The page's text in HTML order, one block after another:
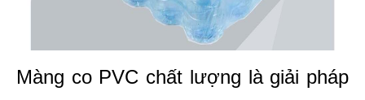
Màng co PVC chất lượng là giải pháp